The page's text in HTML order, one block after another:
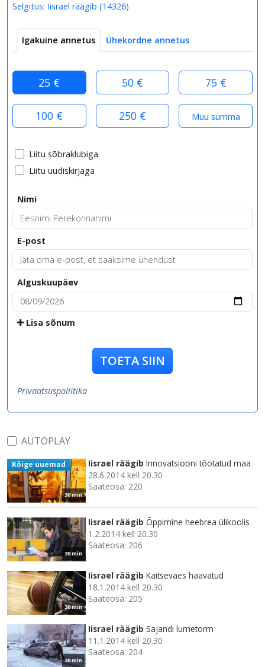
Selgitus: Iisrael räägib (14326)
Igakuine annetus Ühekordne annetus
25 € 50 € 75 €
100 € 250 €
Liitu sõbraklubiga
Liitu uudiskirjaga
Nimi
E-post
Alguskuupäev
Lisa sõnum
TOETA SIIN
Privaatsuspoliitika
AUTOPLAY
30 min
Kõige uuemad Iisrael räägib Innovatsiooni tõotatud maa
28.6.2014 kell 20.30
Saateosa: 220
30 min
Iisrael räägib Õppimine heebrea ülikoolis
1.2.2014 kell 20.30
Saateosa: 206
30 min
Iisrael räägib Kaitseväes haavatud
18.1.2014 kell 20.30
Saateosa: 205
30 min
Iisrael räägib Sajandi lumetorm
11.1.2014 kell 20.30
Saateosa: 204